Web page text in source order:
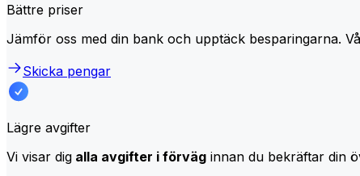
Bättre priser
Jämför oss med din bank och upptäck besparingarna.
Skicka pengar
Lägre avgifter
Vi visar dig alla avgifter i förväg innan du bekräftar din